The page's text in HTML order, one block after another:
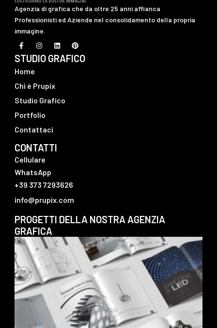
Agenzia di grafica che da oltre 25 anni affianca
Professionisti ed Aziende nel consolidamento della propria
immagine.
F
a
c
e
b
o
o
k
f
I
n
s
t
a
m
L
i
n
k
P
i
n
t
STUDIO GRAFICO
Home
Chi è Prupix
Studio Grafico
Portfolio
Contattaci
CONTATTI
Cellulare
WhatsApp
+39 373 7293626
info@prupix.com
PROGETTI DELLA NOSTRA AGENZIA
GRAFICA